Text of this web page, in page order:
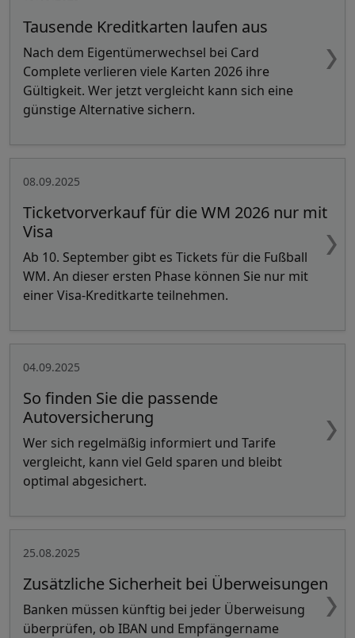
Tausende Kreditkarten laufen aus
Nach dem Eigentümerwechsel bei Card
Complete verlieren viele Karten 2026 ihre
Gültigkeit. Wer jetzt vergleicht kann sich eine
günstige Alternative sichern.
08.09.2025
Ticketvorverkauf für die WM 2026 nur mit
Visa
Ab 10. September gibt es Tickets für die Fußball
WM. An dieser ersten Phase können Sie nur mit
einer Visa-Kreditkarte teilnehmen.
04.09.2025
So finden Sie die passende
Autoversicherung
Wer sich regelmäßig informiert und Tarife
vergleicht, kann viel Geld sparen und bleibt
optimal abgesichert.
25.08.2025
Zusätzliche Sicherheit bei Überweisungen
Banken müssen künftig bei jeder Überweisung
überprüfen, ob IBAN und Empfängername